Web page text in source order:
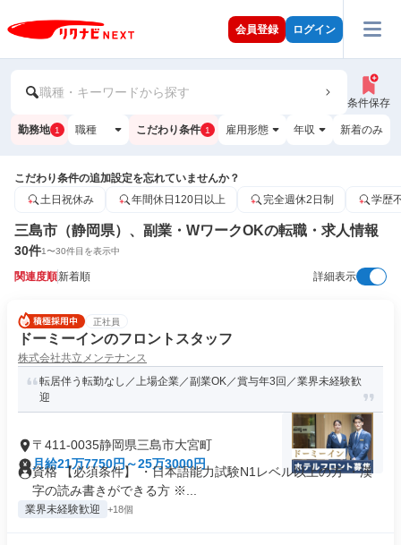
会員登録 ログイン
職種・キーワードから探す
条件保存
勤務地 1 職種 こだわり条件 1 雇用形態 年収 新着のみ
こだわり条件の追加設定を忘れていませんか？
土日祝休み
年間休日120日以上 完全週休2日制 学歴
三島市（静岡県）、副業・WワークOKの転職・求人情報
30件1〜30件目を表示中
関連度順新着順 詳細表示
正社員
ドーミーインのフロントスタッフ
株式会社共立メンテナンス
転居伴う転勤なし／上場企業／副業OK／賞与年3回／業界未経験歓
迎
〒411-0035静岡県三島市大宮町
月給21万7750円～25万3000円
資格 【必須条件】 ・日本語能力試験N1レベル以上の方 ・漢
字の読み書きができる方 ※...
業界未経験歓迎 +18個